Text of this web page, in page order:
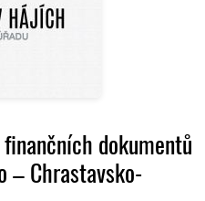
dokumentů
– Chrastavsko-